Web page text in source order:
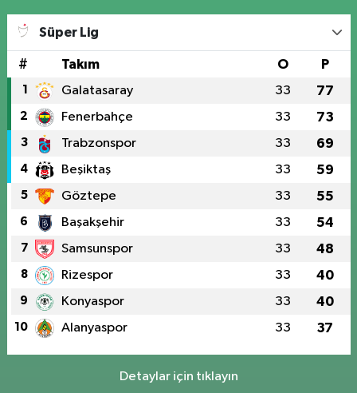
Süper Lig
# Takım O P
1 Galatasaray 33 77
2 Fenerbahçe 33 73
3 Trabzonspor 33 69
4 Beşiktaş 33 59
5 Göztepe 33 55
6 Başakşehir 33 54
7 Samsunspor 33 48
8 Rizespor 33 40
9 Konyaspor 33 40
10 Alanyaspor 33 37
Detaylar için tıklayın